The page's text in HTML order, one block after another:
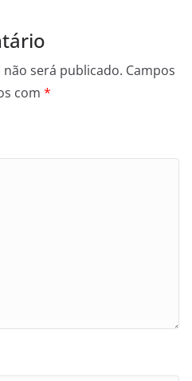
não será publicado. Campos
com *